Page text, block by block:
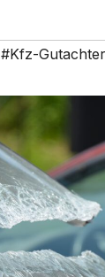
#Kfz-Gutachter